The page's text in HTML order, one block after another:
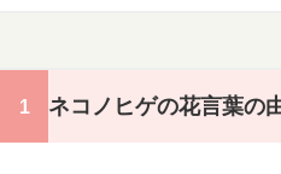
ネコノヒゲの花言葉の